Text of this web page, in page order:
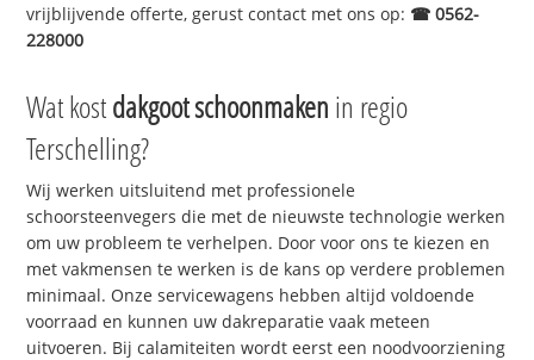
vrijblijvende offerte, gerust contact met ons op: ☎ 0562-
228000
Wat kostdakgoot schoonmaken in regio
Terschelling?
Wij werken uitsluitend met professionele
schoorsteenvegers die met de nieuwste technologie werken
om uw probleem te verhelpen. Door voor ons te kiezen en
met vakmensen te werken is de kans op verdere problemen
minimaal. Onze servicewagens hebben altijd voldoende
voorraad en kunnen uw dakreparatie vaak meteen
uitvoeren. Bij calamiteiten wordt eerst een noodvoorziening